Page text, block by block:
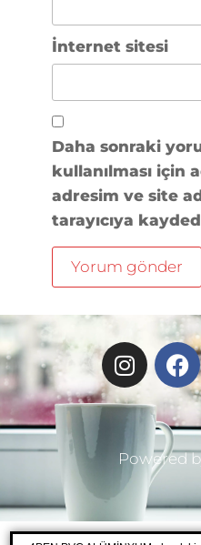
İnternet sitesi
Daha sonraki
kullanılması için
adresim ve site
tarayıcıya
Powered